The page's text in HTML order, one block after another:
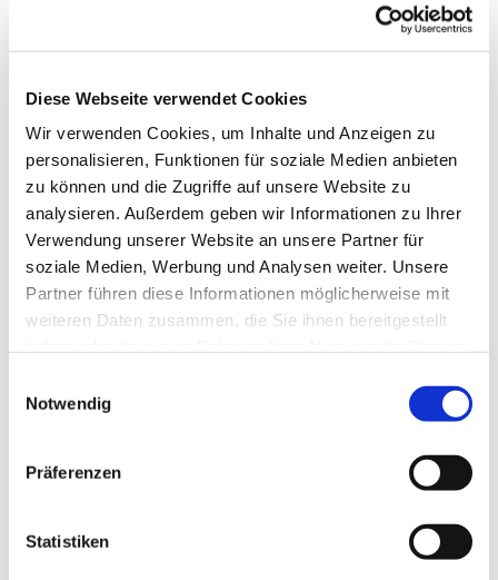
Diese Webseite verwendet Cookies
Wir verwenden Cookies, um Inhalte und Anzeigen zu
personalisieren, Funktionen für soziale Medien anbieten
zu können und die Zugriffe auf unsere Website zu
analysieren. Außerdem geben wir Informationen zu Ihrer
Verwendung unserer Website an unsere Partner für
soziale Medien, Werbung und Analysen weiter. Unsere
Partner führen diese Informationen möglicherweise mit
weiteren Daten zusammen, die Sie ihnen bereitgestellt
Notwendig
Präferenzen
Statistiken
Str. 11, 16259 Bad Freienwalde (Oder)